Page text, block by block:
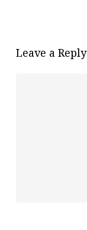
Leave a Reply